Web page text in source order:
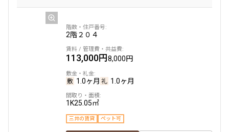
2階２０４
113,000円8,000円
1.0ヶ月 1.0ヶ月
1K25.05㎡
三井の賃貸 ペット可